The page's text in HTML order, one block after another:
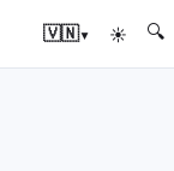
🇻🇳▾ ☀ 🔍